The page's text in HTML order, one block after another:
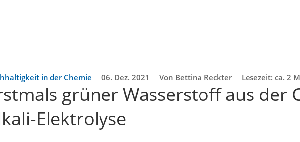
in der Chemie 06. Dez. 2021 Von Bettina Reckter Lesezeit: ca. 2
grüner Wasserstoff aus der
Elektrolyse